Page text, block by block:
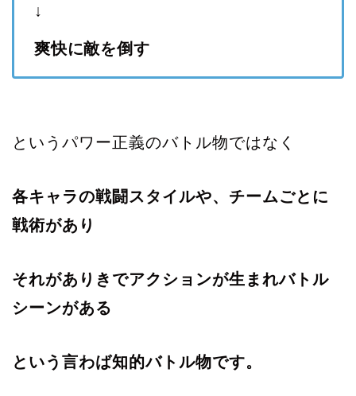
↓
爽快に敵を倒す
というパワー正義のバトル物ではなく
各キャラの戦闘スタイルや、チームごとに
戦術があり
それがありきでアクションが生まれバトル
シーンがある
という言わば知的バトル物です。